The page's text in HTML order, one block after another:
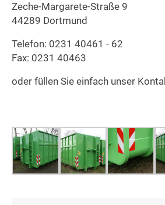
Zeche-Margarete-Straße 9
44289 Dortmund
Telefon: 0231 40461 - 62
Fax: 0231 40463
oder füllen Sie einfach unser